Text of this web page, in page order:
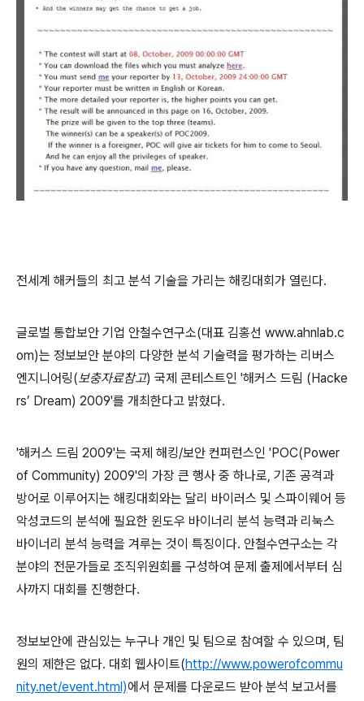
전세계 해커들의 최고 분석 기술을 가리는 해킹대회가 열린다.
글로벌 통합보안 기업 안철수연구소(대표 김홍선 www.ahnlab.c
om)는 정보보안 분야의 다양한 분석 기술력을 평가하는 리버스
엔지니어링(보충자료참고) 국제 콘테스트인 '해커스 드림 (Hacke
rs’ Dream) 2009'를 개최한다고 밝혔다.
'해커스 드림 2009'는 국제 해킹/보안 컨퍼런스인 'POC(Power
of Community) 2009'의 가장 큰 행사 중 하나로, 기존 공격과
방어로 이루어지는 해킹대회와는 달리 바이러스 및 스파이웨어 등
악성코드의 분석에 필요한 윈도우 바이너리 분석 능력과 리눅스
바이너리 분석 능력을 겨루는 것이 특징이다. 안철수연구소는 각
분야의 전문가들로 조직위원회를 구성하여 문제 출제에서부터 심
사까지 대회를 진행한다.
정보보안에 관심있는 누구나 개인 및 팀으로 참여할 수 있으며, 팀
원의 제한은 없다. 대회 웹사이트(http://www.powerofcommu
nity.net/event.html)에서 문제를 다운로드 받아 분석 보고서를